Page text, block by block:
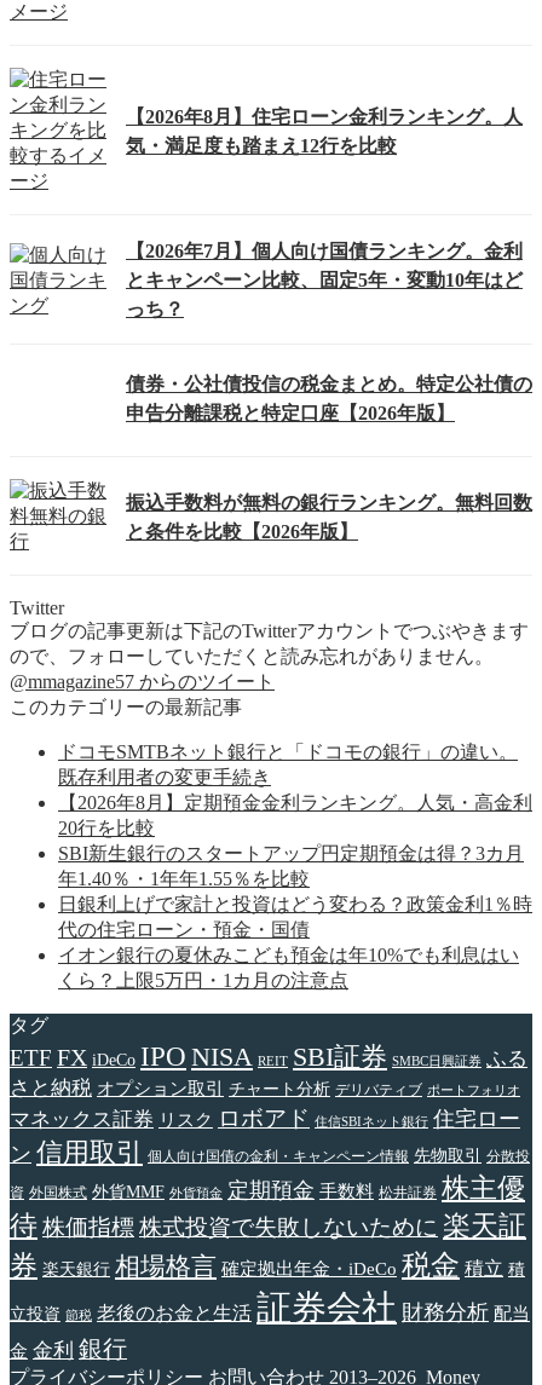
【2026年8月】住宅ローン金利ランキング。人
気・満足度も踏まえ12行を比較
【2026年7月】個人向け国債ランキング。金利
とキャンペーン比較、固定5年・変動10年はど
っち？
債券・公社債投信の税金まとめ。特定公社債の
申告分離課税と特定口座【2026年版】
振込手数料が無料の銀行ランキング。無料回数
と条件を比較【2026年版】
Twitter
ブログの記事更新は下記のTwitterアカウントでつぶやきます
ので、フォローしていただくと読み忘れがありません。
@mmagazine57 からのツイート
このカテゴリーの最新記事
ドコモSMTBネット銀行と「ドコモの銀行」の違い。
既存利用者の変更手続き
【2026年8月】定期預金金利ランキング。人気・高金利
20行を比較
SBI新生銀行のスタートアップ円定期預金は得？3カ月
年1.40％・1年年1.55％を比較
日銀利上げで家計と投資はどう変わる？政策金利1％時
代の住宅ローン・預金・国債
イオン銀行の夏休みこども預金は年10%でも利息はい
くら？上限5万円・1カ月の注意点
タグ
ETF FX iDeCo IPO NISA REIT SBI証券 SMBC日興証券 ふる
さと納税 オプション取引 チャート分析 デリバティブ ポートフォリオ
マネックス証券 リスク ロボアド 住信SBIネット銀行 住宅ロー
ン 信用取引 個人向け国債の金利・キャンペーン情報 先物取引 分散投
資 外国株式 外貨MMF 外貨預金 定期預金 手数料 松井証券 株主優
待株価指標株式投資で失敗しないために 楽天証
券 楽天銀行 相場格言 確定拠出年金・iDeCo 税金 積立 積
立投資 節税 老後のお金と生活 証券会社 財務分析 配当
金 金利 銀行
プライバシーポリシー お問い合わせ 2013–2026 Money